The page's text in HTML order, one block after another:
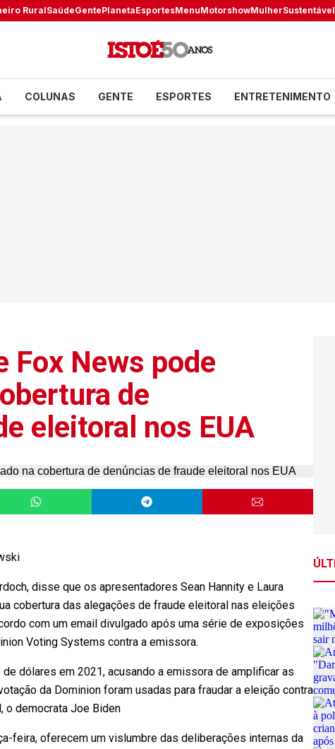
RuralSaúdeGentePlanetaEsportesMenuMotorshowMulherSustentável
COLUNAS GENTE ESPORTES ENTRETENIMENTO
Fox News pode
de
eleitoral nos EUA
disse que os apresentadores Sean Hannity e Laura
cobertura das alegações de fraude eleitoral nas eleições
com um email divulgado após uma série de exposições
Voting Systems contra a emissora.
dólares em 2021, acusando a emissora de amplificar as
da Dominion foram usadas para fraudar a eleição contra
o democrata Joe Biden
feira, oferecem um vislumbre das deliberações internas da